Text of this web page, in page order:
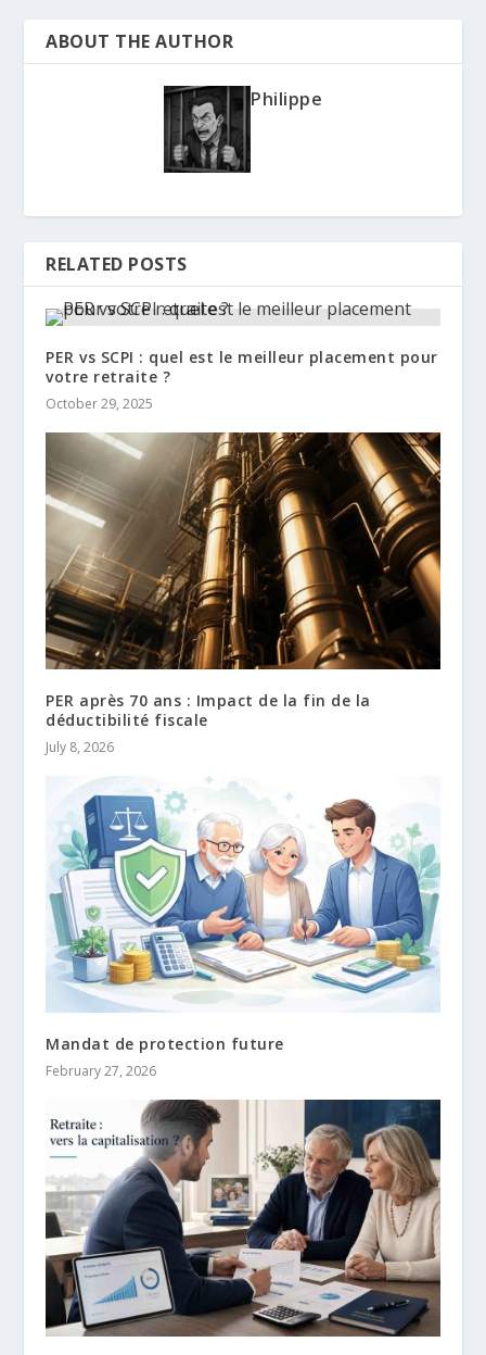
ABOUT THE AUTHOR
Philippe
RELATED POSTS
PER vs SCPI : quel est le meilleur placement pour
votre retraite ?
October 29, 2025
PER après 70 ans : Impact de la fin de la
déductibilité fiscale
July 8, 2026
Mandat de protection future
February 27, 2026